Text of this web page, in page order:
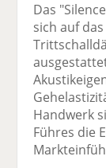
Das
sich auf
Handwerk
Führes die